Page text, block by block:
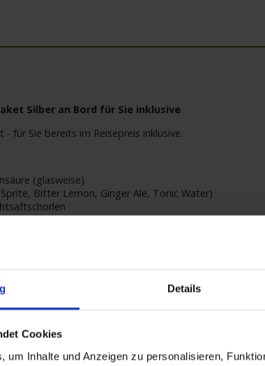
Details
Cookies
um Inhalte und Anzeigen zu personalisieren,
Silber an Bord für Sie inklusive
für Sie bereits im Reisepreis inklusive.
(glasweise)
Bitter Lemon, Ginger Ale, Tonic Water)
gleiche Getränkepaket gebucht werden (Ausnahme:
werden von 10.00 bis 24.00 Uhr angeboten und
und nur vorab gebucht werden. Getränke aus
verfügbar. Informationen finden Sie unter